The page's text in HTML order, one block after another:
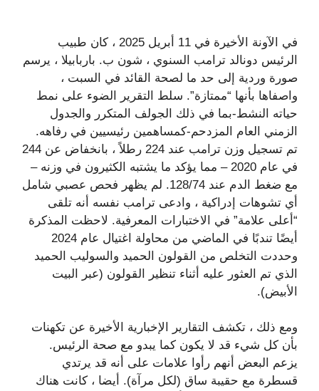
في الآونة الأخيرة في 11 أبريل 2025 ، كان طبيب
الرئيس دونالد ترامب السنوي ، شون ب. باربابيلا ، يرسم
صورة وردية إلى حد ما لصحة القائد في السبت ،
واصفاها بأنها “ممتازة”. سلط التقرير الضوء على نمط
حياته النشط-بما في ذلك الجولف المتكرر والجدول
الزمني العام المزدحم-كمساهمين رئيسيين في رفاهه.
تم تسجيل وزن ترامب عند 224 رطلاً ، بانخفاض عن 244
في عام 2020 – مما يؤكد ما يشتبه الكثيرون في وزنه –
مع ضغط الدم عند 128/74. لم يظهر فحص عصبي شامل
أي تشوهات إدراكية ، وادعى ترامب نفسه أنه تلقى
“أعلى علامة” في الاختبارات المعرفية. لاحظت المذكرة
أيضًا تندبًا في الماضي من محاولة اغتيال عام 2024
وحددت التخلص من القولون الحميد والسوليب الحميد
الذي تم العثور عليه أثناء تنظير القولون (عبر البيت
الأبيض).
ومع ذلك ، تكشف التقارير الإخبارية الأخيرة عن تكهنات
بأن كل شيء قد لا يكون كما يبدو مع صحة الرئيس.
يزعم البعض أنهم رأوا علامات على أنه قد يرتدي
قسطرة مع حقيبة ساق (لكل مرآة). أيضا ، كانت هناك